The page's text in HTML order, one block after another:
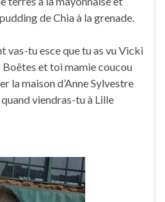
de Chia à la grenade.
vas-tu esce que tu as vu Vicki
Boëtes et toi mamie coucou
la maison d’Anne Sylvestre
viendras-tu à Lille